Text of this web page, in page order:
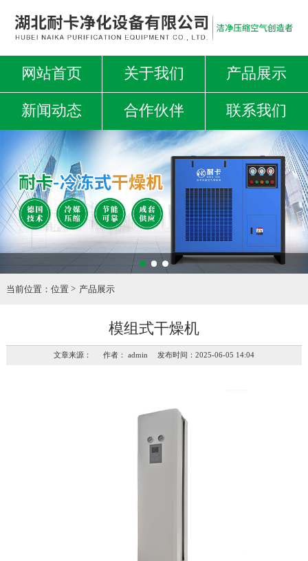
网站首页 关于我们 产品展示
新闻动态 合作伙伴 联系我们
当前位置： 位置 产品展示
模组式干燥机
文章来源： 作者： admin 发布时间：2025-06-05 14:04